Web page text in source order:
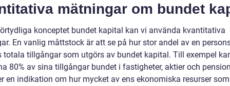
mätningar om bundet
konceptet bundet kapital kan vi använda kvantitativa
En vanlig måttstock är att se på hur stor andel av en
totala tillgångar som utgörs av bundet kapital. Till exempel
80% av sina tillgångar bundet i fastigheter, aktier och
en indikation om hur mycket av ens ekonomiska resurser som